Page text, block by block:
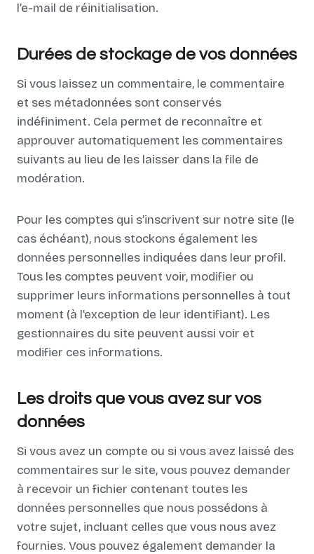
l’e-mail de réinitialisation.
Durées de stockage de vos données
Si vous laissez un commentaire, le commentaire
et ses métadonnées sont conservés
indéfiniment. Cela permet de reconnaître et
approuver automatiquement les commentaires
suivants au lieu de les laisser dans la file de
modération.
Pour les comptes qui s’inscrivent sur notre site (le
cas échéant), nous stockons également les
données personnelles indiquées dans leur profil.
Tous les comptes peuvent voir, modifier ou
supprimer leurs informations personnelles à tout
moment (à l’exception de leur identifiant). Les
gestionnaires du site peuvent aussi voir et
modifier ces informations.
Les droits que vous avez sur vos
données
Si vous avez un compte ou si vous avez laissé des
commentaires sur le site, vous pouvez demander
à recevoir un fichier contenant toutes les
données personnelles que nous possédons à
votre sujet, incluant celles que vous nous avez
fournies. Vous pouvez également demander la